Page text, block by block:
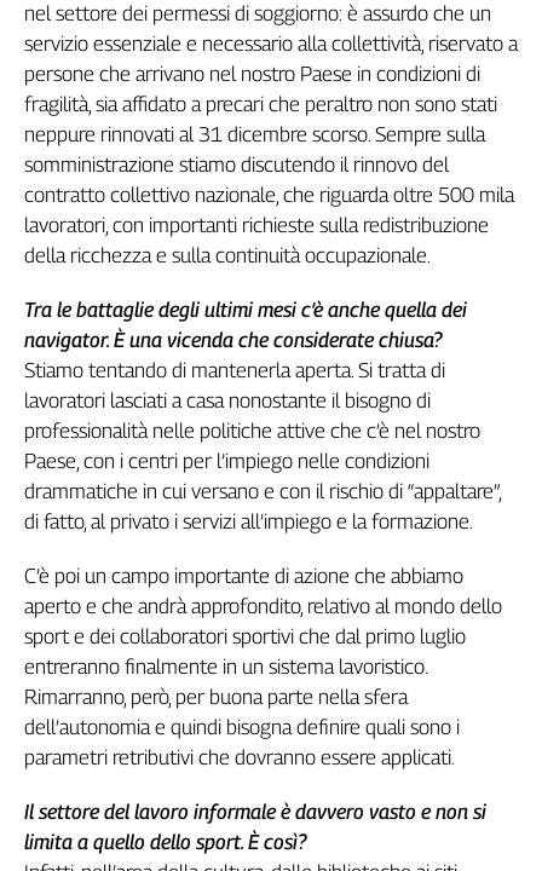
Alto
Adige
Basilicata
Calabria
Campania
Emilia-
Romagna
Friuli
Venezia
Lazio
Liguria
Lombardia
Marche
Piemonte
Puglia
Sardegna
Sicilia
Trentino
Umbria
Valle
D'Aosta
Veneto
Archivio
1955-
2014
nel settore dei permessi di soggiorno: è assurdo che un
servizio essenziale e necessario alla collettività, riservato a
persone che arrivano nel nostro Paese in condizioni di
fragilità, sia affidato a precari che peraltro non sono stati
neppure rinnovati al 31 dicembre scorso. Sempre sulla
somministrazione stiamo discutendo il rinnovo del
contratto collettivo nazionale, che riguarda oltre 500 mila
lavoratori, con importanti richieste sulla redistribuzione
della ricchezza e sulla continuità occupazionale.
Tra le battaglie degli ultimi mesi c’è anche quella dei
navigator. È una vicenda che considerate chiusa?
Stiamo tentando di mantenerla aperta. Si tratta di
lavoratori lasciati a casa nonostante il bisogno di
professionalità nelle politiche attive che c’è nel nostro
Paese, con i centri per l’impiego nelle condizioni
drammatiche in cui versano e con il rischio di “appaltare”,
di fatto, al privato i servizi all’impiego e la formazione.
C’è poi un campo importante di azione che abbiamo
aperto e che andrà approfondito, relativo al mondo dello
sport e dei collaboratori sportivi che dal primo luglio
entreranno finalmente in un sistema lavoristico.
Rimarranno, però, per buona parte nella sfera
dell’autonomia e quindi bisogna definire quali sono i
parametri retributivi che dovranno essere applicati.
Il settore del lavoro informale è davvero vasto e non si
limita a quello dello sport. È così?